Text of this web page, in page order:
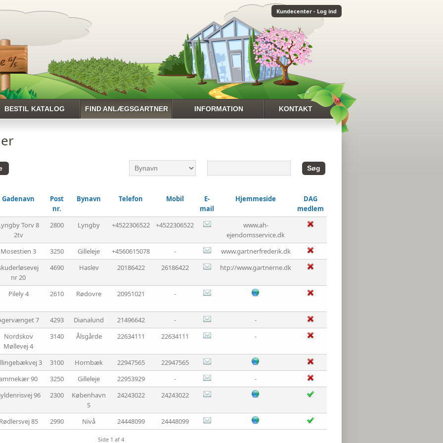
BESTIL KATALOG FIND ANLÆGSGARTNER INFORMATION
NYTTIGE LINKS
KONTAKT
Kundecenter - Log ind
Gadenavn
Post
nr.
Bynavn Telefon Mobil
E-
mail
Hjemmeside
DAG
medlem
Torv 8
2tv
2800 Lyngby +4522306522 +4522306522
www.ah-
ejendomsservice.dk
Mosestien 3 3250 Gilleleje +4560615078 -
www.gartnerfrederik.dk
nr 20
4690 Haslev 20186422 26186422 htp://www.gartnerne.dk
Pilely 4 2610 Rødovre 20951021 -
7 4293 Dianalund 21496642 -
-
Nordskov
Møllevej 4
3140 Ålsgårde 22634111 22634111 -
3 3100 Hornbæk 22947565
22947565
90 3250 Gilleleje 22953929 -
-
96 2300
København
S
24243022 24243022
Rødlersvej 85 2990 Nivå 24448099 24448099
Side 1 af 4